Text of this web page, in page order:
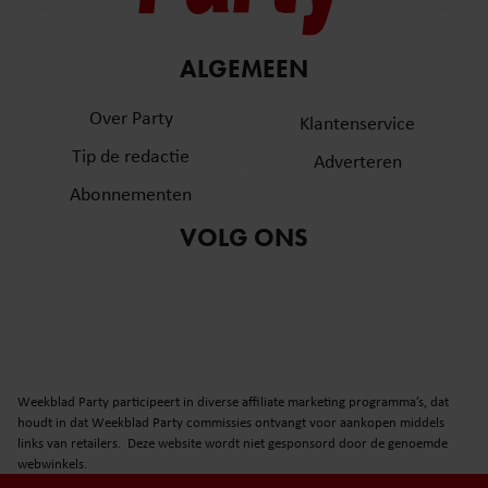
en om ons websiteverkeer te analyseren. Ook delen we
informatie over uw gebruik van onze site met onze
partners voor social media, adverteren en analyse. Deze
informatie die u aan ze heeft verstrekt of die ze hebben
gaat akkoord met onze cookies als u onze website blijft
gebruiken.
ALGEMEEN
Over Party
Tip de redactie
Abonnementen
Klantenservice
Adverteren
VOLG ONS
Weekblad Party participeert in diverse affiliate marketing programma’s, dat
houdt in dat Weekblad Party commissies ontvangt voor aankopen middels
links van retailers. Deze website wordt niet gesponsord door de genoemde
webwinkels.